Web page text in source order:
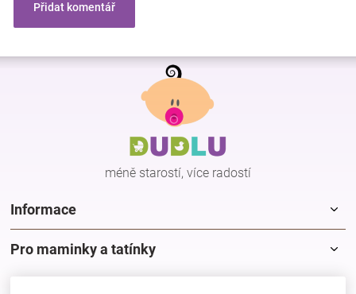
Přidat komentář
Z
méně starostí, více radostí
Informace
Pro maminky a tatínky